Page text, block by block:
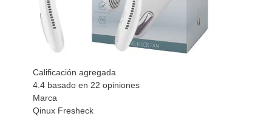
Calificación agregada
4.4 basado en 22 opiniones
Marca
Qinux Fresheck